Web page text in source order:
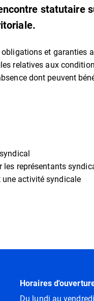
statutaire
et garanties
relatives aux
dont peuvent
les représentants
une activité syndicale
onglet)
nouvel onglet)
Horaires
Du lundi au vendredi